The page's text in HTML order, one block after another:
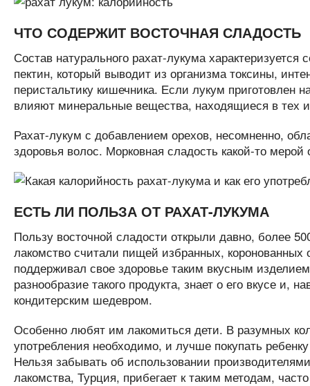
ЧТО СОДЕРЖИТ ВОСТОЧНАЯ СЛАДОСТЬ
Состав натурального рахат-лукума
пектин, который выводит из организма токсины,
перистальтику кишечника. Если лукум приготовлен
влияют минеральные вещества, находящиеся в тех
Рахат-лукум с добавлением орехов, несомненно,
здоровья волос. Морковная сладость какой-то мерой
ЕСТЬ ЛИ ПОЛЬЗА ОТ РАХАТ-ЛУКУМА
Пользу восточной сладости открыли давно, более
лакомство считали пищей избранных,
поддерживал свое здоровье таким вкусным
разнообразие такого продукта, знает о его вкусе
кондитерским шедевром.
Особенно любят им лакомиться дети. В разумных
употребления необходимо, и лучше покупать
Нельзя забывать об использовании
лакомства, Турция, прибегает к таким методам,